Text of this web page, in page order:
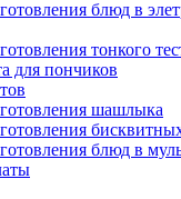
блюд в
тонкого
для пончиков
шашлыка
блюд в